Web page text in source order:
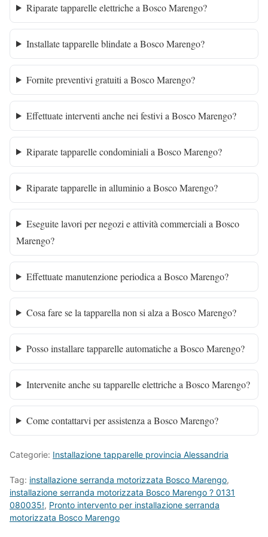
Riparate tapparelle elettriche a Bosco Marengo?
Installate tapparelle blindate a Bosco Marengo?
Fornite preventivi gratuiti a Bosco Marengo?
Effettuate interventi anche nei festivi a Bosco Marengo?
Riparate tapparelle condominiali a Bosco Marengo?
Riparate tapparelle in alluminio a Bosco Marengo?
Eseguite lavori per negozi e attività commerciali a Bosco
Marengo?
Effettuate manutenzione periodica a Bosco Marengo?
Cosa fare se la tapparella non si alza a Bosco Marengo?
Posso installare tapparelle automatiche a Bosco Marengo?
Intervenite anche su tapparelle elettriche a Bosco Marengo?
Come contattarvi per assistenza a Bosco Marengo?
Categorie: Installazione tapparelle provincia Alessandria
Tag: installazione serranda motorizzata Bosco Marengo,
installazione serranda motorizzata Bosco Marengo ? 0131
080035!, Pronto intervento per installazione serranda
motorizzata Bosco Marengo